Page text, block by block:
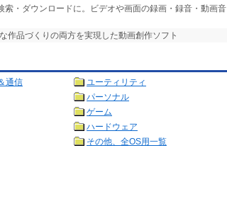
索・ダウンロードに。ビデオや画面の録画・録音・動画音
作品づくりの両方を実現した動画創作ソフト
通信
ユーティリティ
パーソナル
ゲーム
ハードウェア
その他、全OS用一覧